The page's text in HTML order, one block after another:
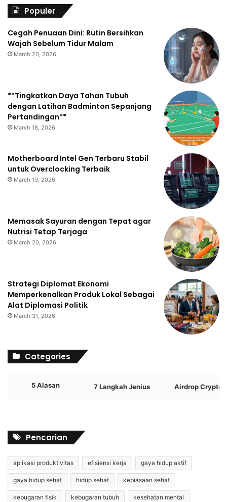
Populer
Cegah Penuaan Dini: Rutin Bersihkan
Wajah Sebelum Tidur Malam
March 20, 2026
**Tingkatkan Daya Tahan Tubuh
dengan Latihan Badminton Sepanjang
Pertandingan**
March 18, 2026
Motherboard Intel Gen Terbaru Stabil
untuk Overclocking Terbaik
March 19, 2026
Memasak Sayuran dengan Tepat agar
Nutrisi Tetap Terjaga
March 20, 2026
Strategi Diplomat Ekonomi
Memperkenalkan Produk Lokal Sebagai
Alat Diplomasi Politik
March 31, 2026
Categories
5 Alasan 7 Langkah Jenius Airdrop Crypto
Pencarian
aplikasi produktivitas efisiensi kerja gaya hidup aktif
gaya hidup sehat hidup sehat kebiasaan sehat
kebugaran fisik kebugaran tubuh kesehatan mental